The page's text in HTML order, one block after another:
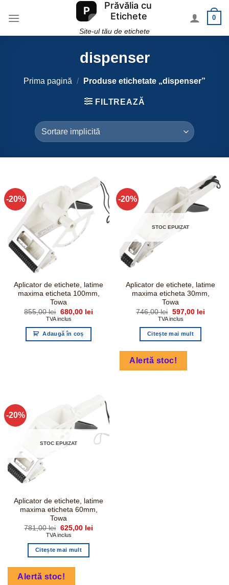
Site-ul tău de etichete
0
dispenser
Prima pagină / Produse etichetate „dispenser”
FILTREAZĂ
-20%
Aplicator de etichete, latime
maxima eticheta 100mm,
Towa
855,00lei Prețul
inițial
fost:
855,00 lei.
680,00 leiPrețul
TVA inclus
Adaugă în coș
-20%
STOC EPUIZAT
Aplicator de etichete, latime
maxima eticheta 30mm,
Towa
746,00lei Prețul
inițial
fost:
746,00 lei.
597,00 leiPrețul
TVA inclus
Citește mai mult
Alertă stoc!
-20%
STOC EPUIZAT
Aplicator de etichete, latime
maxima eticheta 60mm,
Towa
781,00lei Prețul
inițial
fost:
781,00 lei.
625,00 leiPrețul
TVA inclus
Citește mai mult
Alertă stoc!